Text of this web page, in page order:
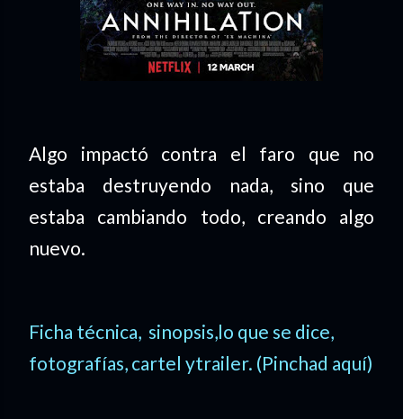
Algo impactó contra el faro que no
estaba destruyendo nada, sino que
estaba cambiando todo, creando algo
nuevo.
Ficha técnica, sinopsis,lo que se dice,
fotografías, cartel ytrailer. (Pinchad aquí)